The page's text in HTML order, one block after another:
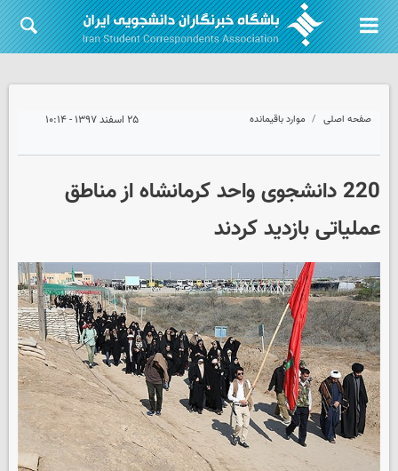
صفحه اصلی موارد باقیمانده ۲۵ اسفند ۱۳۹۷ - ۱۰:۱۴
220 دانشجوی واحد کرمانشاه از مناطق
عملیاتی بازدید کردند